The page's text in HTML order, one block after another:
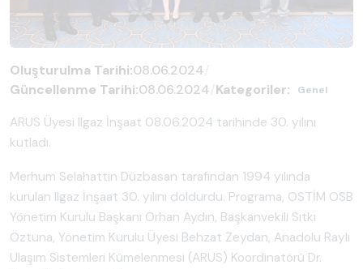
Oluşturulma Tarihi:08.06.2024
Güncellenme Tarihi:08.06.2024 Kategoriler: Genel
ARUS Üyesi Ilgaz İnşaat 08.06.2024 tarihinde 30. yılını
kutladı.
Merhum Selahattin Düzbasan tarafından 1994 yılında
kurulan Ilgaz İnşaat 30. yılını doldurdu. Programa, OSTİM OSB
Yönetim Kurulu Başkanı Orhan Aydın, Başkanvekili Sıtkı
Öztuna, Yönetim Kurulu Üyesi Behzat Zeydan, Anadolu Raylı
Ulaşım Sistemleri Kümelenmesi (ARUS) Koordinatörü Dr.